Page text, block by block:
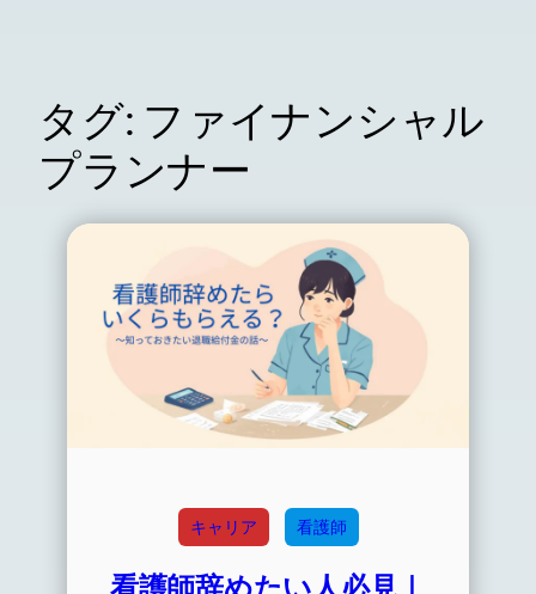
タグ: ファイナンシャル
プランナー
キャリア 看護師
看護師辞めたい人必見｜